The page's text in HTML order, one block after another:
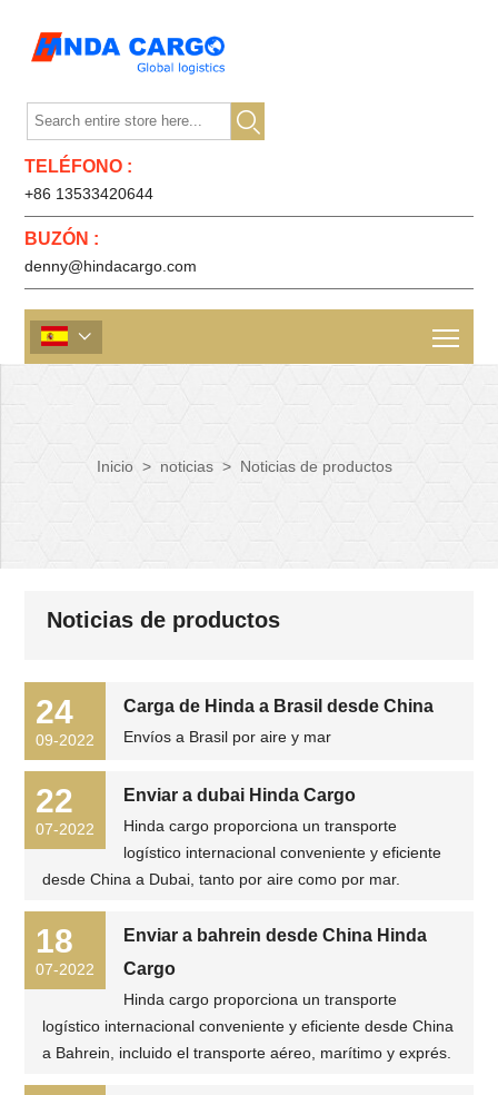

TELÉFONO :
+86 13533420644
BUZÓN :
denny@hindacargo.com

Inicio > noticias > Noticias de productos
Noticias de productos
24
09-2022
Carga de Hinda a Brasil desde China
Envíos a Brasil por aire y mar
22
07-2022
Enviar a dubai Hinda Cargo
Hinda cargo proporciona un transporte
logístico internacional conveniente y eficiente
desde China a Dubai, tanto por aire como por mar.
18
07-2022
Enviar a bahrein desde China Hinda
Cargo
Hinda cargo proporciona un transporte
logístico internacional conveniente y eficiente desde China
a Bahrein, incluido el transporte aéreo, marítimo y exprés.